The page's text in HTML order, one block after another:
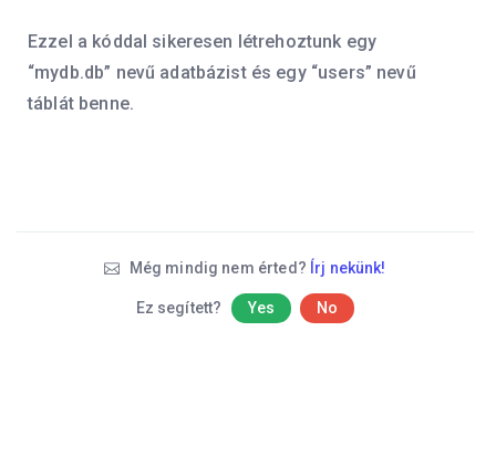
Ezzel a kóddal sikeresen létrehoztunk egy
“mydb.db” nevű adatbázist és egy “users” nevű
táblát benne.
Még mindig nem érted? Írj nekünk!
Ez segített? Yes No